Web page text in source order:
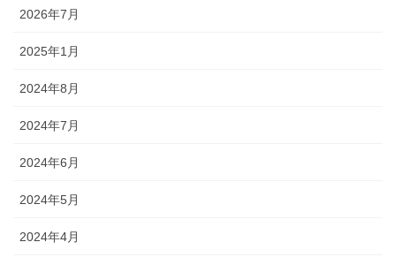
2026年7月
2025年1月
2024年8月
2024年7月
2024年6月
2024年5月
2024年4月